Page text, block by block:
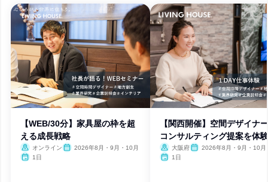
【WEB/30分】家具屋の枠を超
える成長戦略
オンライン
2026年8月・9月・10月
1日
【関西開催】空間デザイナ
コンサルティング提案を体
よう大阪府
2026年8月・9月・10月
1日